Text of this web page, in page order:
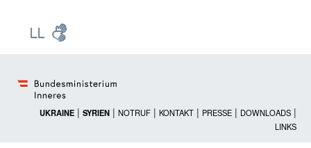
UKRAINE | SYRIEN | NOTRUF | KONTAKT | PRESSE | DOWNLOADS |
LINKS